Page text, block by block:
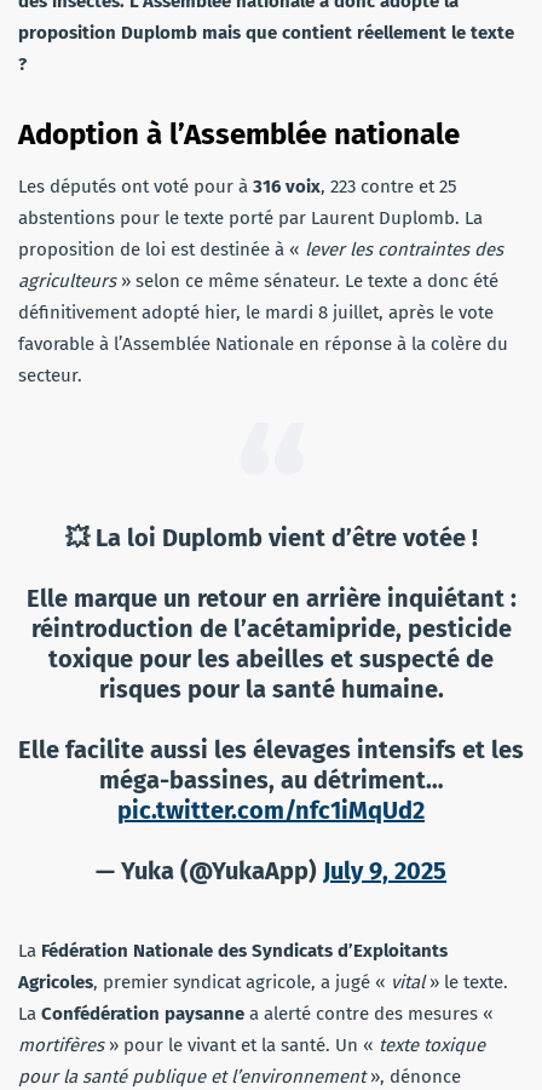
proposition Duplomb mais que contient réellement le texte
?
Adoption à l’Assemblée nationale
Les députés ont voté pour à 316 voix, 223 contre et 25
abstentions pour le texte porté par Laurent Duplomb. La
proposition de loi est destinée à « lever les contraintes des
agriculteurs» selon ce même sénateur. Le texte a donc été
définitivement adopté hier, le mardi 8 juillet, après le vote
favorable à l’Assemblée Nationale en réponse à la colère du
secteur.
💥 La loi Duplomb vient d’être votée !
Elle marque un retour en arrière inquiétant :
réintroduction de l’acétamipride, pesticide
toxique pour les abeilles et suspecté de
risques pour la santé humaine.
Elle facilite aussi les élevages intensifs et les
méga-bassines, au détriment…
pic.twitter.com/nfc1iMqUd2
— Yuka (@YukaApp) July 9, 2025
La Fédération Nationale des Syndicats d’Exploitants
Agricoles, premier syndicat agricole, a jugé « vital» le texte.
La Confédération paysanne a alerté contre des mesures «
mortifères» pour le vivant et la santé. Un « texte toxique
pour la santé publique et l’environnement», dénonce